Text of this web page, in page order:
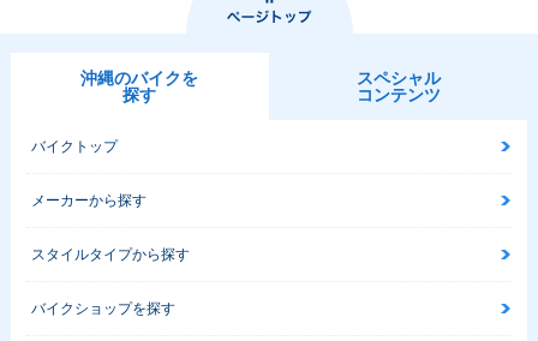
沖縄のバイクを
探す
スペシャル
コンテンツ
バイクトップ
メーカーから探す
スタイルタイプから探す
バイクショップを探す